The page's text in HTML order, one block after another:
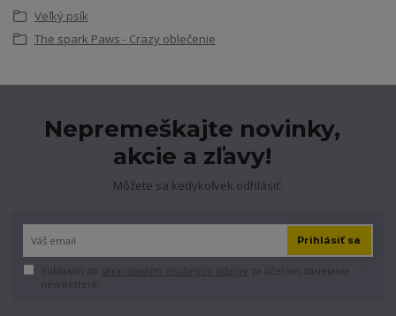
Veľký psík
The spark Paws - Crazy oblečenie
Nepremeškajte novinky,
akcie a zľavy!
Môžete sa kedykoľvek odhlásiť.
Prihlásiť sa
Súhlasím so spracovaním osobných údajov za účelom zasielania
newslettera.